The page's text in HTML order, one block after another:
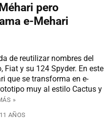
pero
e-Mehari
de reutilizar nombres del
Fiat y su 124 Spyder. En este
que se transforma en e-
muy al estilo Cactus y
»
AÑOS